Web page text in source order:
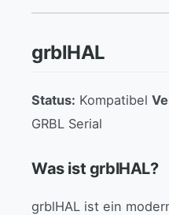
grblHAL
Status: Kompatibel
GRBL Serial
Was ist grblHAL?
grblHAL ist ein